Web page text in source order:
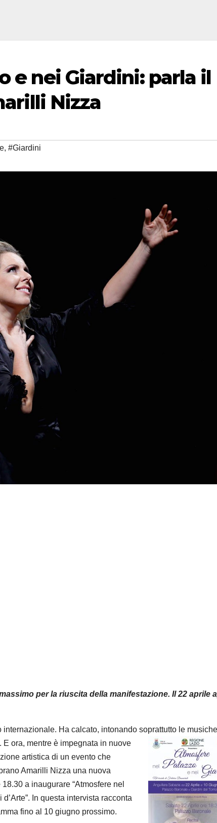
e nei Giardini: parla il
Nizza
, #Giardini
per la riuscita della manifestazione. Il 22 aprile
Ha calcato, intonando soprattutto le
ora, mentre è impegnata in nuove
artistica di un evento che
Amarilli Nizza una nuova
a inaugurare “Atmosfere nel
In questa intervista racconta
fino al 10 giugno prossimo.